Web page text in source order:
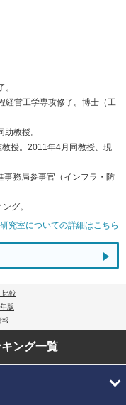
経営工学専攻修了。博士（工
教授。
授。2011年4月同教授、現
務局参事官（インフラ・防
グ。
究室についての詳細はこちら
比較
版
報
ング一覧